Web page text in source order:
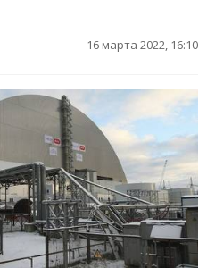
16 марта 2022, 16:10